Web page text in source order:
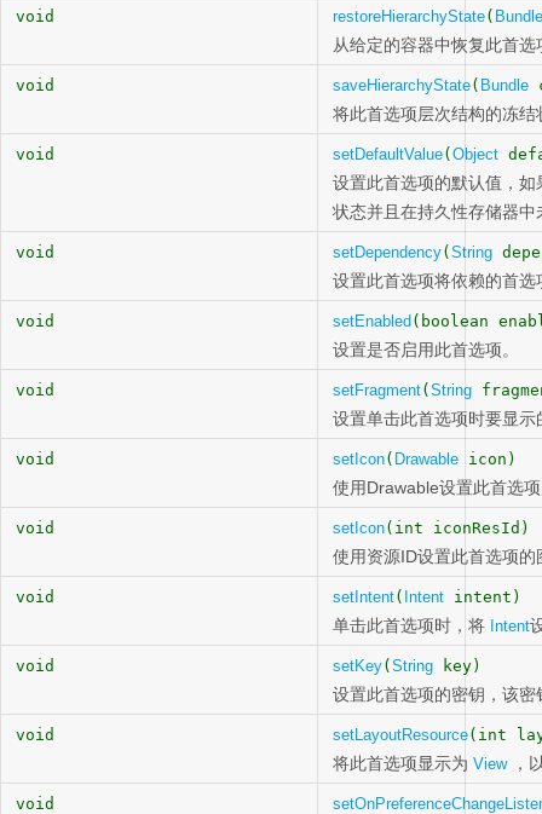
void restoreHierarchyState( Bundle
从给定的容器中恢复此首
void saveHierarchyState( Bundle
将此首选项层次结构的冻
void setDefaultValue( Object
设置此首选项的默认值，
状态并且在持久性存储器
void setDependency( String
设置此首选项将依赖的首选
void setEnabled (boolean
设置是否启用此首选项。
void setFragment( String
设置单击此首选项时要显示
void setIcon( Drawable icon)
使用Drawable设置此首选
void setIcon(int iconResId)
使用资源ID设置此首选项的
void setIntent( Intent intent)
单击此首选项时，将 Intent
void setKey( String key)
设置此首选项的密钥，该
void setLayoutResource(int
将此首选项显示为 View，
void